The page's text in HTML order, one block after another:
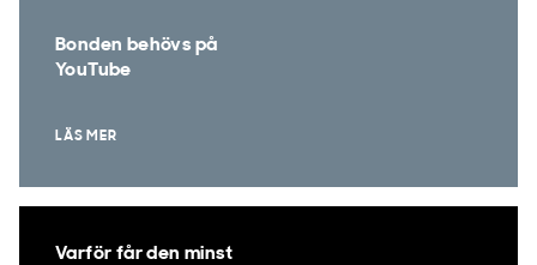
Bonden behövs på
YouTube
LÄS MER
Varför får den minst